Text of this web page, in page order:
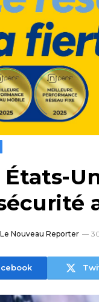
États-
Le Nouveau Reporter